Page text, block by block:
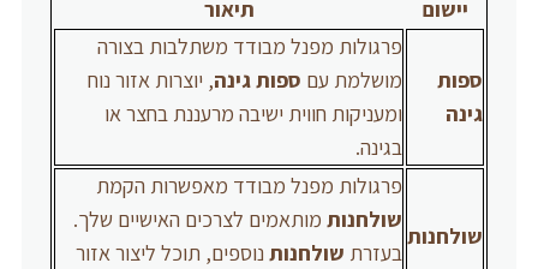
יישום תיאור
ספות
גינה
פרגולות מפנל מבודד משתלבות בצורה
מושלמת עם ספות גינה, יוצרות אזור נוח
ומעניקות חווית ישיבה מרעננת בחצר או
בגינה.
שולחנות
פרגולות מפנל מבודד מאפשרות הקמת
שולחנותמותאמים לצרכים האישיים שלך.
בעזרת שולחנותנוספים, תוכל ליצור אזור